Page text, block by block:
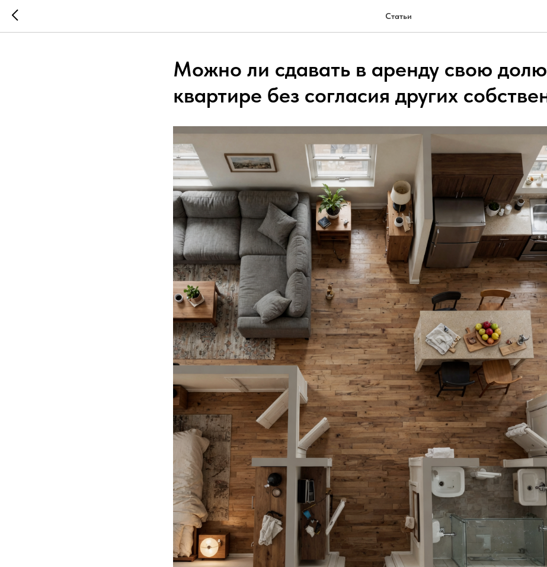
Статьи
Можно ли сдавать в аренду свою
квартире без согласия других